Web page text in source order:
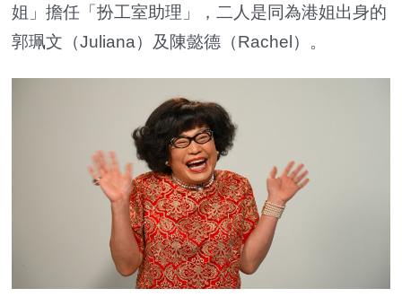
姐」擔任「扮工室助理」，二人是同為港姐出身的
郭珮文（Juliana）及陳懿德（Rachel）。